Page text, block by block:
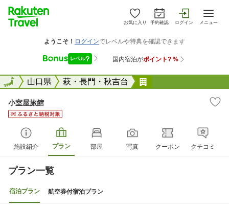
お気に入り 予約確認 ログイン メニュー
全国山口県 萩・長門・秋吉台
全国
小室屋旅館
施設紹介 プラン 部屋 写真 クーポン クチコミ
プラン一覧
宿泊プラン 航空券付宿泊プラン